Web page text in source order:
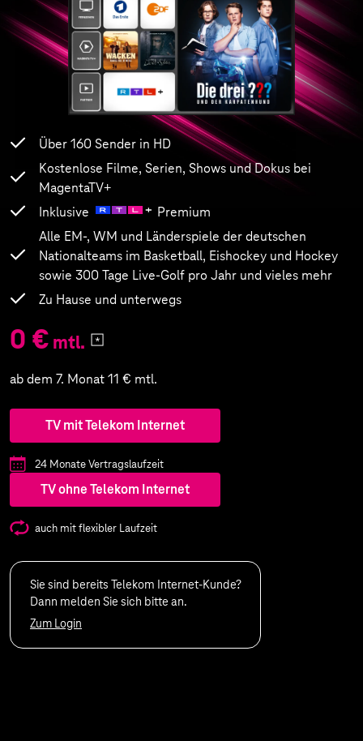
Über 160 Sender in HD
Kostenlose Filme, Serien, Shows und Dokus bei
MagentaTV+
Inklusive
Premium
Alle EM-, WM und Länderspiele der deutschen
Nationalteams im Basketball, Eishockey und Hockey
sowie 300 Tage Live-Golf pro Jahr und vieles mehr
Zu Hause und unterwegs
0 € mtl.
ab dem 7. Monat 11 € mtl.
TV mit Telekom Internet
24 Monate Vertragslaufzeit
TV ohne Telekom Internet
auch mit flexibler Laufzeit
Sie sind bereits Telekom Internet-Kunde?
Dann melden Sie sich bitte an.
Zum Login